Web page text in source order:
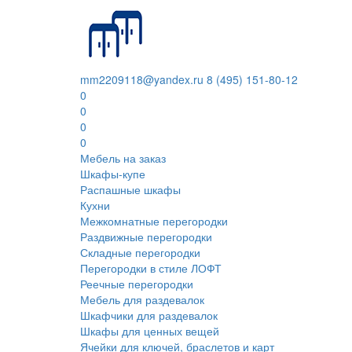
mm2209118@yandex.ru 8 (495) 151-80-12
0
0
0
0
Мебель на заказ
Шкафы-купе
Распашные шкафы
Кухни
Межкомнатные перегородки
Раздвижные перегородки
Складные перегородки
Перегородки в стиле ЛОФТ
Реечные перегородки
Мебель для раздевалок
Шкафчики для раздевалок
Шкафы для ценных вещей
Ячейки для ключей, браслетов и карт